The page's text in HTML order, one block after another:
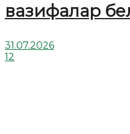
вазифалар
31.07.2026
12